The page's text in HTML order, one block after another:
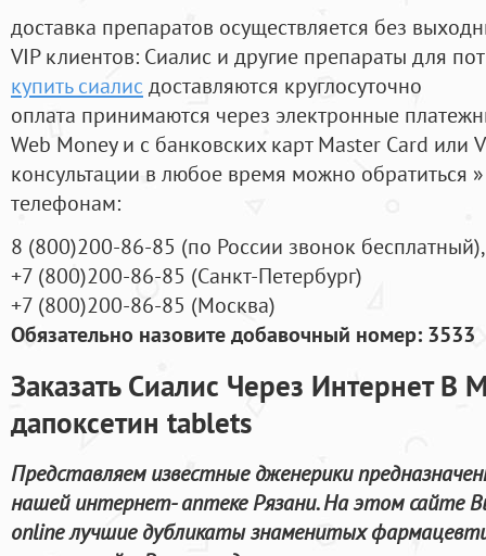
доставка препаратов осуществляется без
VIP клиентов: Сиалис и другие препараты для
купить сиалис доставляются круглосуточно
оплата принимаются через электронные
Web Money и с банковских карт Master Card или
консультации в любое время можно обратиться
телефонам:
8 (800)200-86-85 (по России звонок бесплатный),
+7 (800)200-86-85 (Санкт-Петербург)
+7 (800)200-86-85 (Москва)
Обязательно назовите добавочный номер: 3533
Заказать Сиалис Через Интернет В
дапоксетин tablets
Представляем известные дженерики
нашей интернет- аптеке Рязани. На этом сайте
online лучшие дубликаты знаменитых